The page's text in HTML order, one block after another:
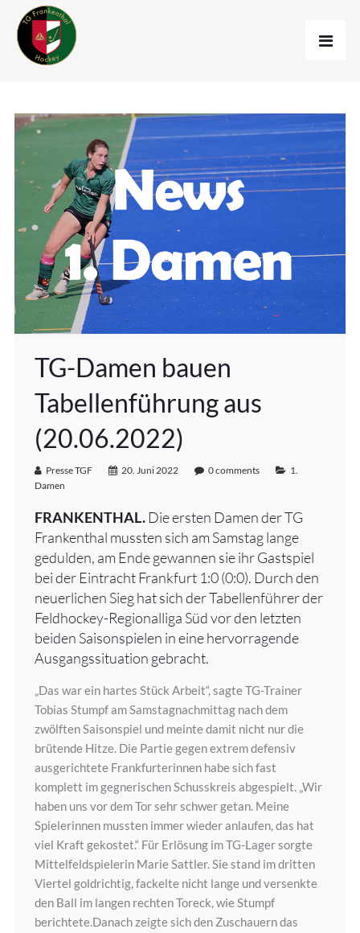
TG-Damen bauen
Tabellenführung aus
(20.06.2022)
Presse TGF 20. Juni 2022 0 comments
1.
Damen
FRANKENTHAL.Die ersten Damen der TG
Frankenthal mussten sich am Samstag lange
gedulden, am Ende gewannen sie ihr Gastspiel
bei der Eintracht Frankfurt 1:0 (0:0). Durch den
neuerlichen Sieg hat sich der Tabellenführer der
Feldhockey-Regionalliga Süd vor den letzten
beiden Saisonspielen in eine hervorragende
Ausgangssituation gebracht.
„Das war ein hartes Stück Arbeit“, sagte TG-Trainer
Tobias Stumpf am Samstagnachmittag nach dem
zwölften Saisonspiel und meinte damit nicht nur die
brütende Hitze. Die Partie gegen extrem defensiv
ausgerichtete Frankfurterinnen habe sich fast
komplett im gegnerischen Schusskreis abgespielt. „Wir
haben uns vor dem Tor sehr schwer getan. Meine
Spielerinnen mussten immer wieder anlaufen, das hat
viel Kraft gekostet.“ Für Erlösung im TG-Lager sorgte
Mittelfeldspielerin Marie Sattler. Sie stand im dritten
Viertel goldrichtig, fackelte nicht lange und versenkte
den Ball im langen rechten Toreck, wie Stumpf
berichtete.Danach zeigte sich den Zuschauern das